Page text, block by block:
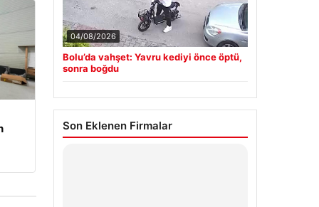
04/08/2026
Bolu’da vahşet: Yavru kediyi önce öptü,
sonra boğdu
Son Eklenen Firmalar